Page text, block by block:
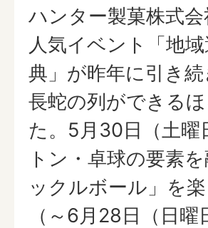
ハンター製菓株式
人気イベント「地
典」が昨年に引き
長蛇の列ができる
た。5月30日（土
トン・卓球の要素
ックルボール」を
（～6月28日（日